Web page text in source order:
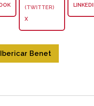
X
Ibericar Benet